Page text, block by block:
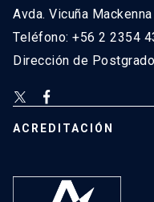
Avda. Vicuña
Teléfono: +56 2 2354
Dirección de
ACREDITACIÓN